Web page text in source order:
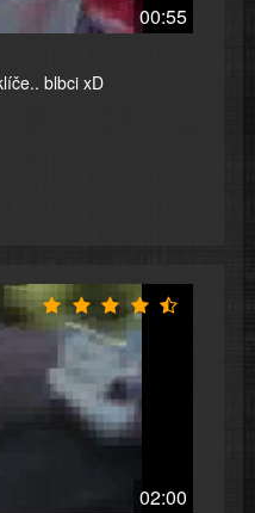
00:55
blbci xD
02:00